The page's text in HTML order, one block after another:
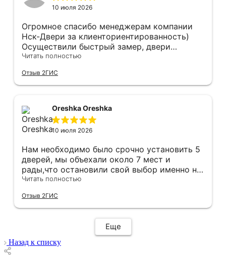
10 июля 2026
Огромное спасибо менеджерам компании
Нск-Двери за клиенториентированность)
Осуществили быстрый замер, двери
оказались в наличии. По доставке
компанию, где я могу указать удобный для
меня интервал времени, а не ждать весь
монтаж дверей, спасибо мастеру Антону за
его труд!!!
Читать полностью
Отзыв 2ГИС
Oreshka Oreshka
10 июля 2026
Нам необходимо было срочно установить 5
дверей, мы объехали около 7 мест и
рады,что остановили свой выбор именно на
этой компании.Здесь оказались нужные нам
других местах ожидание было от 3 недель).
Хочется отметить скорость и
добросовестность данной компании.Через
час после покупки дверей у нас уже был
замерщик на кв,на следующий день
Читать полностью
Отзыв 2ГИС
Еще
Назад к списку